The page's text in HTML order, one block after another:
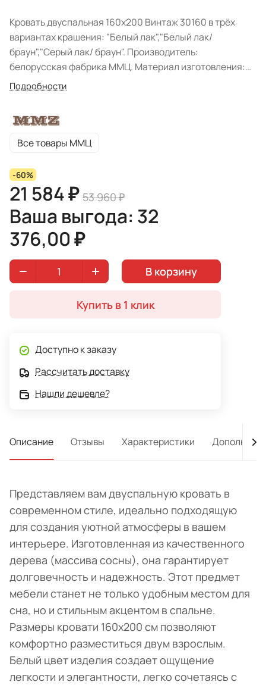
Кровать двуспальная 160х200 Винтаж 30160 в трёх
вариантах крашения: "Белый лак","Белый лак/
браун","Серый лак/ браун". Производитель:
белорусская фабрика ММЦ. Материал изготовления:
массив сосны.
Подробности
Все товары ММЦ
-60%
21 584 ₽ 53 960 ₽
Ваша выгода: 32
376,00 ₽
В корзину
Купить в 1 клик
Доступно к заказу
Рассчитать доставку
Нашли дешевле?
Описание Отзывы Характеристики
Представляем вам двуспальную кровать в
современном стиле, идеально подходящую
для создания уютной атмосферы в вашем
интерьере. Изготовленная из качественного
дерева (массива сосны), она гарантирует
долговечность и надежность. Этот предмет
мебели станет не только удобным местом для
сна, но и стильным акцентом в спальне.
Размеры кровати 160х200 см позволяют
комфортно разместиться двум взрослым.
Белый цвет изделия создает ощущение
легкости и элегантности, легко сочетаясь с